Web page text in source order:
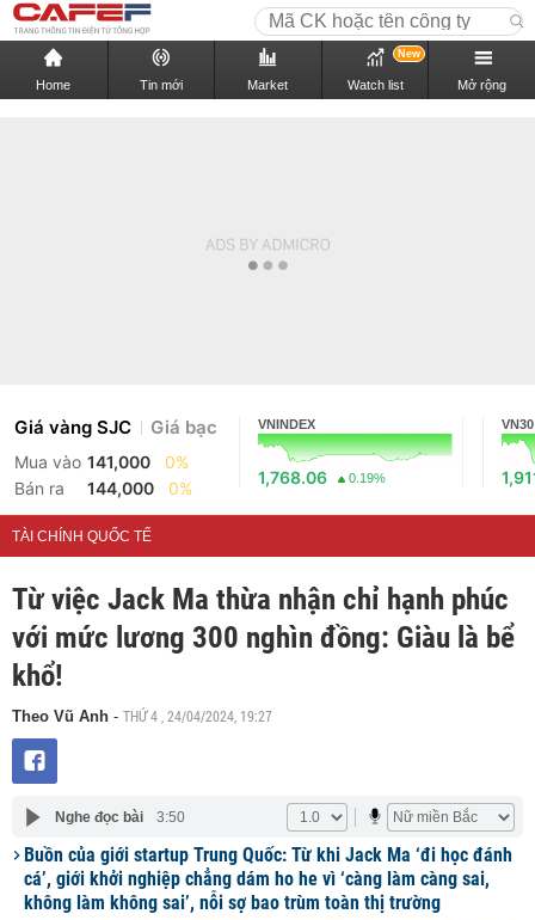
Home Tin mới Market Watch list
New
Mở rộng
Giá vàng SJC Giá bạc
Mua vào 141,000
0%
Bán ra
144,000 0%
VNINDEX
1,768.06 0.19%
VN30
TÀI CHÍNH QUỐC TẾ
Từ việc Jack Ma thừa nhận chỉ hạnh phúc
với mức lương 300 nghìn đồng: Giàu là bể
khổ!
Theo Vũ Anh - THỨ 4 , 24/04/2024, 19:27
Nghe đọc bài 3:50
Buồn của giới startup Trung Quốc: Từ khi Jack Ma ‘đi học đánh
cá’, giới khởi nghiệp chẳng dám ho he vì ‘càng làm càng sai,
không làm không sai’, nỗi sợ bao trùm toàn thị trường